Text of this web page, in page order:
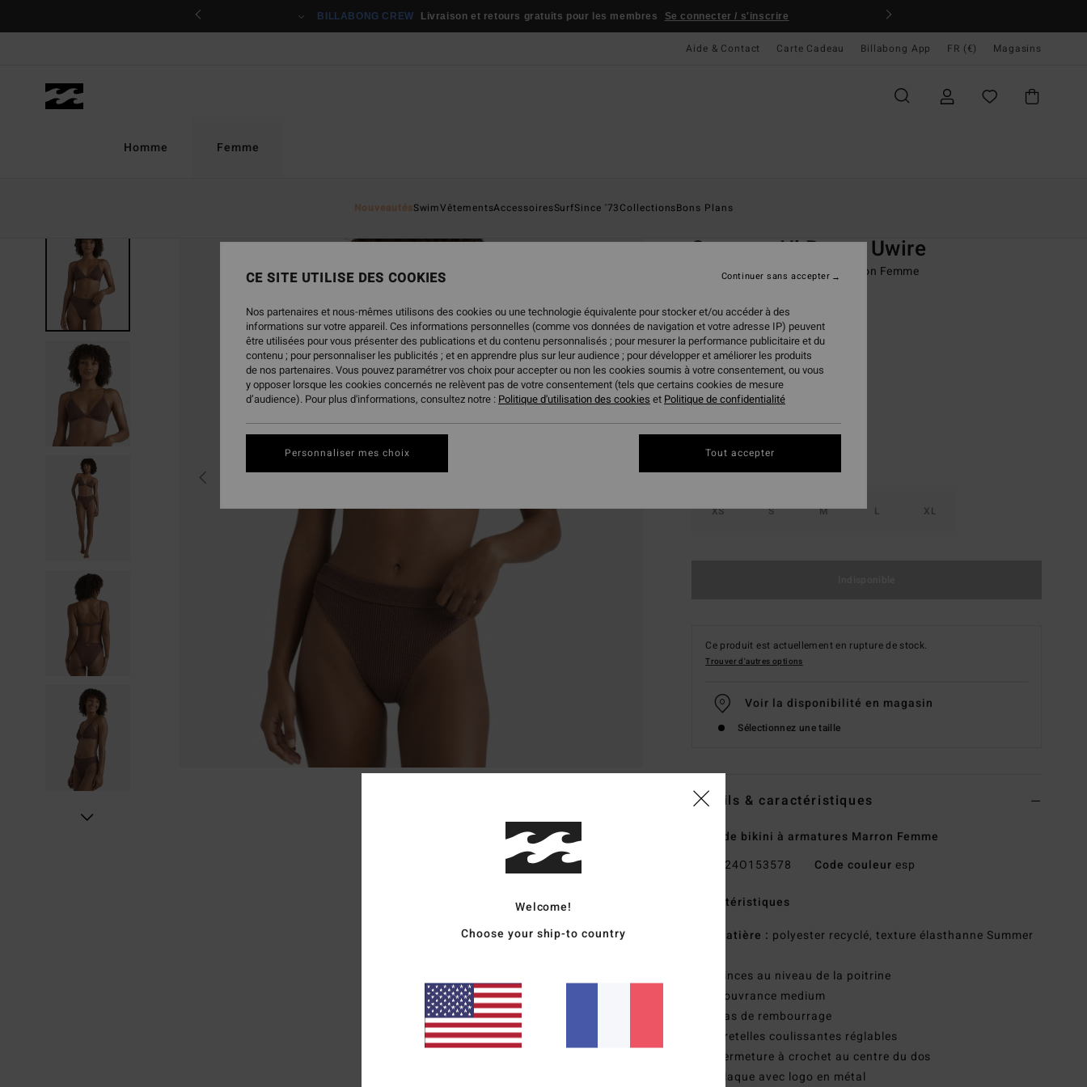
BILLABONG CREW Livraison et retours gratuits pour les membres Se connecter / s'inscrire
Aide & Contact Carte Cadeau Billabong App FR (€) Magasins
Homme Femme
NouveautésSwimVêtementsAccessoiresSurfSince '73CollectionsBons Plans
Summer Hi Reese Uwire
Haut de bikini à armatures Marron Femme
ECO-BONUS
49,95 €
CouleurEspresso
XS S M L XL
Ce produit est actuellement en rupture de stock.
Trouver d'autres options
Voir la disponibilité en magasin
Sélectionnez une taille
Details & caractéristiques
Haut de bikini à armatures Marron Femme
24O153578 Code couleur esp
Caractéristiques
Matière : polyester recyclé, texture élasthanne Summer
Pinces au niveau de la poitrine
Couvrance medium
Pas de rembourrage
Bretelles coulissantes réglables
Fermeture à crochet au centre du dos
Plaque avec logo en métal
Welcome!
Choose your ship-to country
CE SITE UTILISE DES COOKIES
Nos partenaires et nous-mêmes utilisons des cookies ou une technologie équivalente pour stocker et/ou accéder à des
informations sur votre appareil. Ces informations personnelles (comme vos données de navigation et votre adresse IP) peuvent
être utilisées pour vous présenter des publications et du contenu personnalisés ; pour mesurer la performance publicitaire et du
contenu ; pour personnaliser les publicités ; et en apprendre plus sur leur audience ; pour développer et améliorer les produits
de nos partenaires. Vous pouvez paramétrer vos choix pour accepter ou non les cookies soumis à votre consentement, ou vous
y opposer lorsque les cookies concernés ne relèvent pas de votre consentement (tels que certains cookies de mesure
d’audience). Pour plus d'informations, consultez notre : Politique d'utilisation des cookies et Politique de confidentialité
Personnaliser mes choix
Continuer sans accepter
Tout accepter